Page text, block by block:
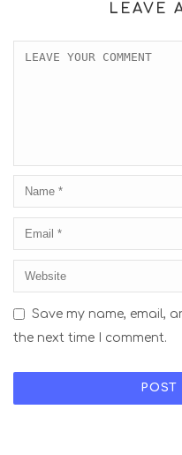
LEAVE
Save my name, email,
the next time I comment.